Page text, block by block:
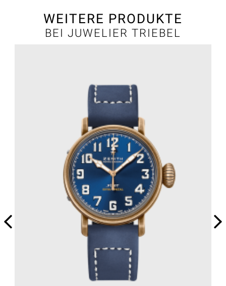
WEITERE PRODUKTE
BEI JUWELIER TRIEBEL